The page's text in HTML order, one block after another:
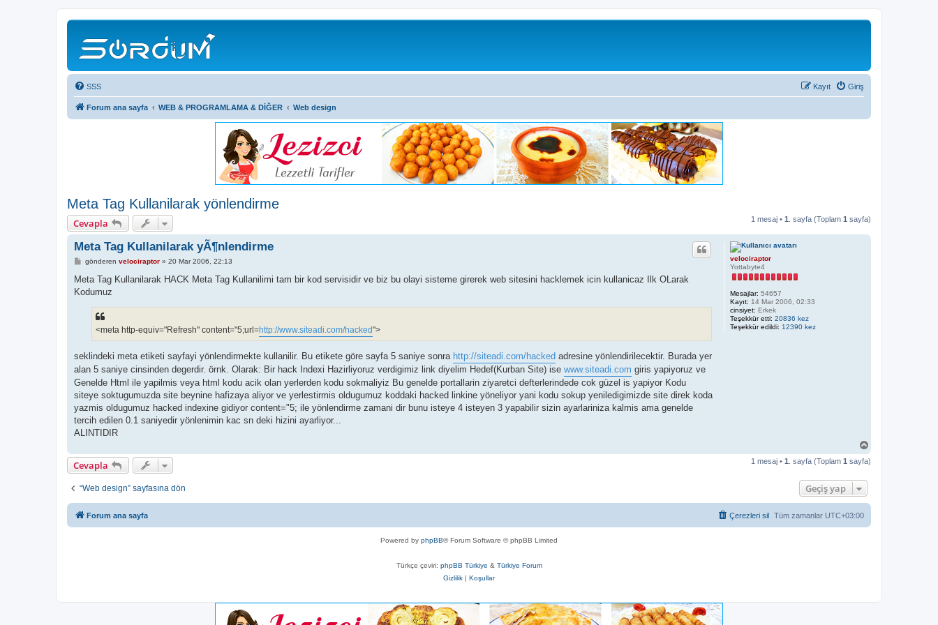
SSS Giriş
Kayıt
Forum ana sayfa WEB & PROGRAMLAMA & DİĞER Web design
Meta Tag Kullanilarak yönlendirme
Cevapla 1 mesaj • 1 . sayfa (Toplam 1 sayfa)
velociraptor
Yottabyte4
Mesajlar: 54657
Kayıt: 14 Mar 2006, 02:33
cinsiyet: Erkek
Teşekkür etti: 20836 kez
Teşekkür edildi: 12390 kez
Meta Tag Kullanilarak yÃ¶nlendirme
M
s
j
gönderen velociraptor» 20 Mar 2006, 22:13
Meta Tag Kullanilarak HACK Meta Tag Kullanilimi tam bir kod servisidir ve biz bu olayi sisteme girerek web sitesini hacklemek icin kullanicaz Ilk OLarak
Kodumuz
<meta http-equiv="Refresh" content="5;url=http://www.siteadi.com/hacked">
seklindeki meta etiketi sayfayi yönlendirmekte kullanilir. Bu etikete göre sayfa 5 saniye sonra http://siteadi.com/hacked adresine yönlendirilecektir. Burada yer
alan 5 saniye cinsinden degerdir. örnk. Olarak: Bir hack Indexi Hazirliyoruz verdigimiz link diyelim Hedef(Kurban Site) ise www.siteadi.com giris yapiyoruz ve
Genelde Html ile yapilmis veya html kodu acik olan yerlerden kodu sokmaliyiz Bu genelde portallarin ziyaretci defterlerindede cok güzel is yapiyor Kodu
siteye soktugumuzda site beynine hafizaya aliyor ve yerlestirmis oldugumuz koddaki hacked linkine yöneliyor yani kodu sokup yeniledigimizde site direk koda
yazmis oldugumuz hacked indexine gidiyor content="5; ile yönlendirme zamani dir bunu isteye 4 isteyen 3 yapabilir sizin ayarlariniza kalmis ama genelde
tercih edilen 0.1 saniyedir yönlenimin kac sn deki hizini ayarliyor...
ALINTIDIR
Cevapla 1 mesaj • 1 . sayfa (Toplam 1 sayfa)
“Web design” sayfasına dön Geçiş yap
Forum ana sayfa Tüm zamanlar UTC+03:00
Çerezleri sil
Powered by phpBB® Forum Software © phpBB Limited
Türkçe çeviri: phpBB Türkiye & Türkiye Forum
Gizlilik | Koşullar